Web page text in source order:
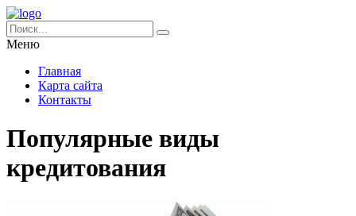
Меню
Главная
Карта сайта
Контакты
Популярные виды
кредитования